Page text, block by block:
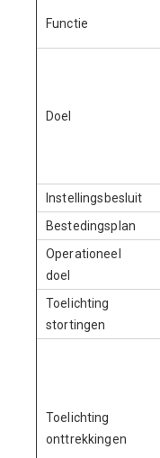
Functie
Doel
Instellingsbesluit
Bestedingsplan
Operationeel
doel
Toelichting
stortingen
Toelichting
onttrekkingen